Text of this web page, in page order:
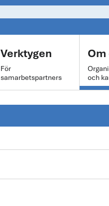
Verktygen
För
samarbetspartners
Om
och